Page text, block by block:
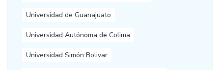
Universidad de Guanajuato
Universidad Autónoma de Colima
Universidad Simón Bolivar